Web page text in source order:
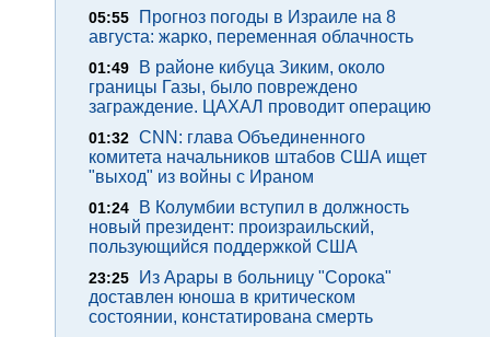
05:55
Прогноз погоды в Израиле на 8
августа: жарко, переменная облачность
01:49
В районе кибуца Зиким, около
границы Газы, было повреждено
заграждение. ЦАХАЛ проводит операцию
01:32 CNN: глава Объединенного
комитета начальников штабов США ищет
"выход" из войны с Ираном
01:24
В Колумбии вступил в должность
новый президент: произраильский,
пользующийся поддержкой США
23:25
Из Арары в больницу "Сорока"
доставлен юноша в критическом
состоянии, констатирована смерть